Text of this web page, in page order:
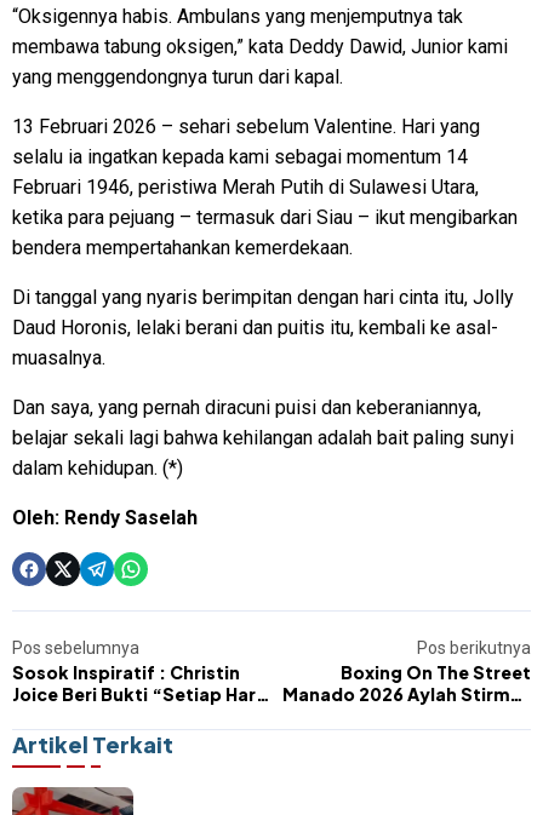
“Oksigennya habis. Ambulans yang menjemputnya tak
membawa tabung oksigen,” kata Deddy Dawid, Junior kami
yang menggendongnya turun dari kapal.
13 Februari 2026 – sehari sebelum Valentine. Hari yang
selalu ia ingatkan kepada kami sebagai momentum 14
Februari 1946, peristiwa Merah Putih di Sulawesi Utara,
ketika para pejuang – termasuk dari Siau – ikut mengibarkan
bendera mempertahankan kemerdekaan.
Di tanggal yang nyaris berimpitan dengan hari cinta itu, Jolly
Daud Horonis, lelaki berani dan puitis itu, kembali ke asal-
muasalnya.
Dan saya, yang pernah diracuni puisi dan keberaniannya,
belajar sekali lagi bahwa kehilangan adalah bait paling sunyi
dalam kehidupan. (*)
Oleh: Rendy Saselah
Pos sebelumnya
Sosok Inspiratif : Christin
Joice Beri Bukti “Setiap Hari
Pos berikutnya
Boxing On The Street
Manado 2026 Aylah Stirman
Sangihe
Artikel Terkait